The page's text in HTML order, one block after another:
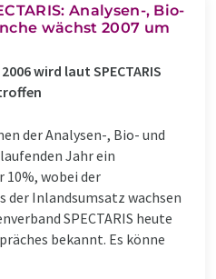
Analysen-, Bio-
wächst 2007 um
wird laut SPECTARIS
der Analysen-, Bio- und
Jahr ein
10%, wobei der
der Inlandsumsatz wachsen
SPECTARIS heute
bekannt. Es könne